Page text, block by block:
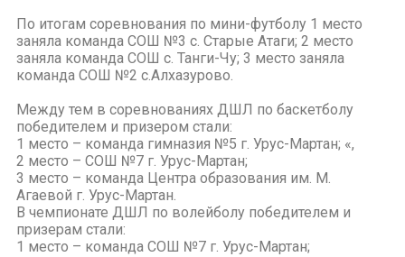
По итогам соревнования по мини-футболу 1 место
заняла команда СОШ №3 с. Старые Атаги; 2 место
заняла команда СОШ с. Танги-Чу; 3 место заняла
команда СОШ №2 с.Алхазурово.
Между тем в соревнованиях ДШЛ по баскетболу
победителем и призером стали:
1 место – команда гимназия №5 г. Урус-Мартан; «,
2 место – СОШ №7 г. Урус-Мартан;
3 место – команда Центра образования им. М.
Агаевой г. Урус-Мартан.
В чемпионате ДШЛ по волейболу победителем и
призерам стали:
1 место – команда СОШ №7 г. Урус-Мартан;